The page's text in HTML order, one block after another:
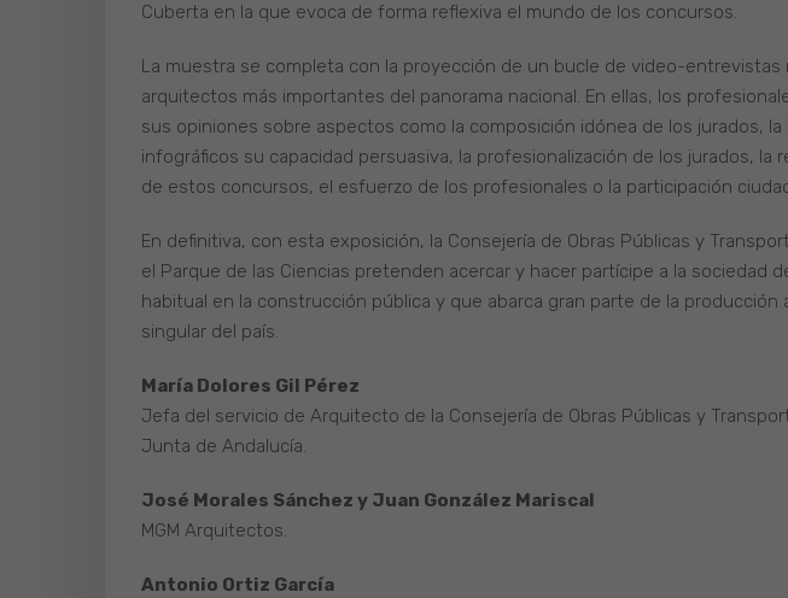
Cuberta en la que evoca de forma reflexiva el mundo de los concursos.
La muestra se completa con la proyección de un bucle de video-entrevistas
arquitectos más importantes del panorama nacional. En ellas, los
sus opiniones sobre aspectos como la composición idónea de los jurados,
infográficos su capacidad persuasiva, la profesionalización de los jurados, la
de estos concursos, el esfuerzo de los profesionales o la participación
En definitiva, con esta exposición, la Consejería de Obras Públicas y
el Parque de las Ciencias pretenden acercar y hacer partícipe a la sociedad
habitual en la construcción pública y que abarca gran parte de la
singular del país.
María Dolores Gil Pérez
Jefa del servicio de Arquitecto de la Consejería de Obras Públicas y
Junta de Andalucía.
José Morales Sánchez y Juan González Mariscal
MGM Arquitectos.
Antonio Ortiz García